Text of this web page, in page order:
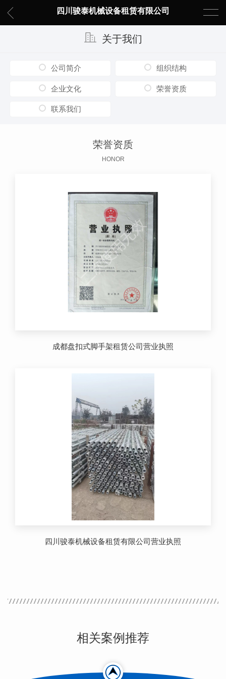
四川骏泰机械设备租赁有限公司
关于我们
公司简介 组织结构
企业文化 荣誉资质
联系我们
荣誉资质
HONOR
成都盘扣式脚手架租赁公司营业执照
四川骏泰机械设备租赁有限公司营业执照
相关案例推荐